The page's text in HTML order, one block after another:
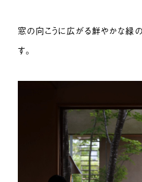
窓の向こうに広がる鮮やかな緑
す。